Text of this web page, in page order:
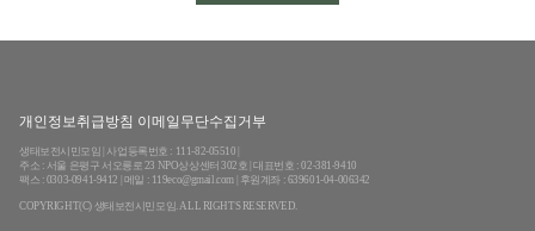
개인정보취급방침 이메일무단수집거부
생태보전시민모임 | 사업등록번호 : 111-82-05510 |
주소 : 서울 은평구 서오릉로 23 NPO상상센터 302호 | 대표번호 : 02-381-9410
팩스 : 0303-0941-9412 | 메일 : 119eco@gmail.com | 후원계좌 : 639601-04-006342
COPYRIGHT(C) 생태보전시민모임. ALL RIGHTS RESERVED.